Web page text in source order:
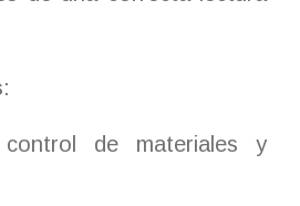
:
de materiales y